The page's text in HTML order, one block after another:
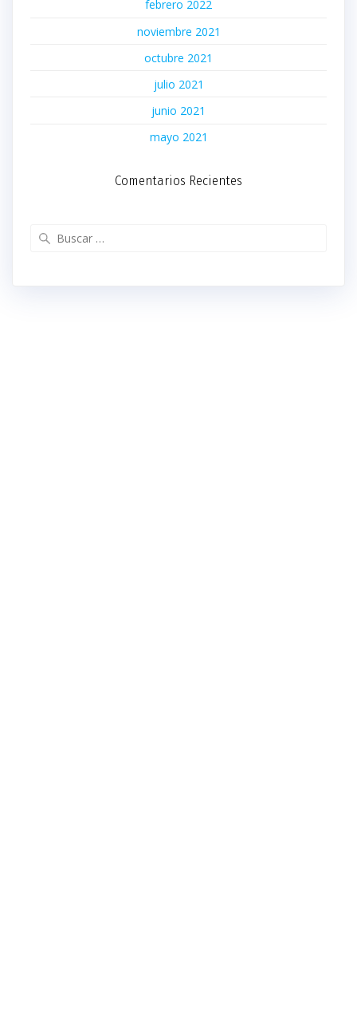
febrero 2022
noviembre 2021
octubre 2021
julio 2021
junio 2021
mayo 2021
Comentarios Recientes